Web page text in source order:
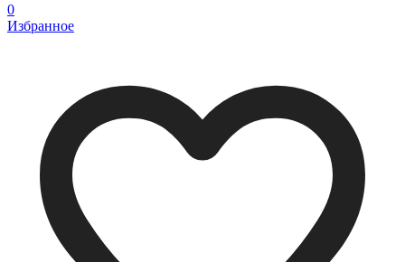
0
Избранное